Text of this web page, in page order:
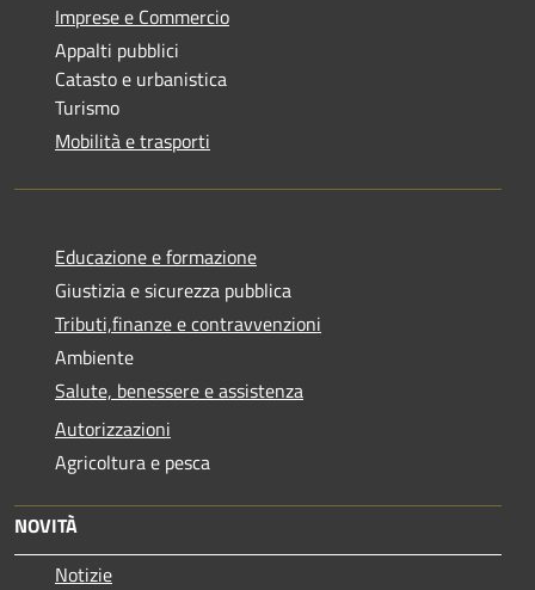
Imprese e Commercio
Appalti pubblici
Catasto e urbanistica
Turismo
Mobilità e trasporti
Educazione e formazione
Giustizia e sicurezza pubblica
Tributi,finanze e contravvenzioni
Ambiente
Salute, benessere e assistenza
Autorizzazioni
Agricoltura e pesca
NOVITÀ
Notizie